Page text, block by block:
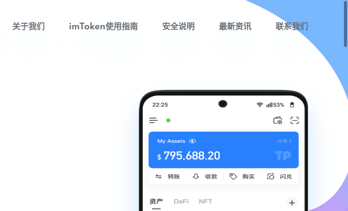
关于我们 imToken使用指南 安全说明 最新资讯 联系我们